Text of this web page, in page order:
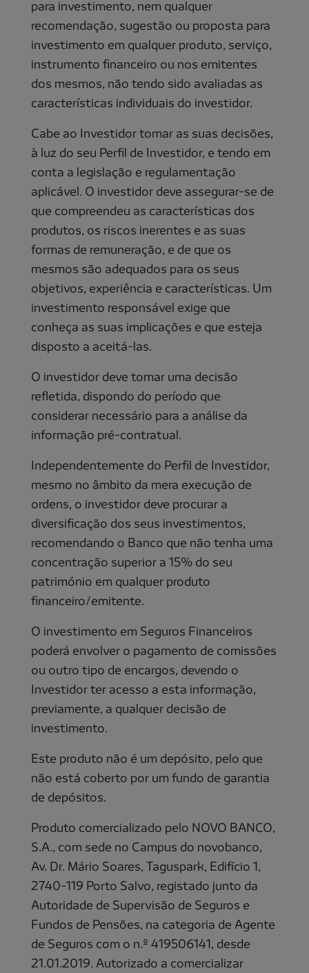
para investimento, nem qualquer
recomendação, sugestão ou proposta para
investimento em qualquer produto, serviço,
instrumento financeiro ou nos emitentes
dos mesmos, não tendo sido avaliadas as
características individuais do investidor.
Cabe ao Investidor tomar as suas decisões,
à luz do seu Perfil de Investidor, e tendo em
conta a legislação e regulamentação
aplicável. O investidor deve assegurar-se de
que compreendeu as características dos
produtos, os riscos inerentes e as suas
formas de remuneração, e de que os
mesmos são adequados para os seus
objetivos, experiência e características. Um
investimento responsável exige que
conheça as suas implicações e que esteja
disposto a aceitá-las.
O investidor deve tomar uma decisão
refletida, dispondo do período que
considerar necessário para a análise da
informação pré-contratual.
Independentemente do Perfil de Investidor,
mesmo no âmbito da mera execução de
ordens, o investidor deve procurar a
diversificação dos seus investimentos,
recomendando o Banco que não tenha uma
concentração superior a 15% do seu
património em qualquer produto
financeiro/emitente.
O investimento em Seguros Financeiros
poderá envolver o pagamento de comissões
ou outro tipo de encargos, devendo o
Investidor ter acesso a esta informação,
previamente, a qualquer decisão de
investimento.
Este produto não é um depósito, pelo que
não está coberto por um fundo de garantia
de depósitos.
Produto comercializado pelo NOVO BANCO,
S.A., com sede no Campus do novobanco,
Av. Dr. Mário Soares, Taguspark, Edifício 1,
2740-119 Porto Salvo, registado junto da
Autoridade de Supervisão de Seguros e
Fundos de Pensões, na categoria de Agente
de Seguros com o n.º 419506141, desde
21.01.2019. Autorizado a comercializar